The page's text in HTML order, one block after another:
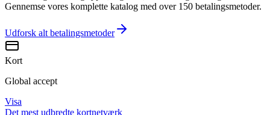
Gennemse vores komplette katalog med over 150 betalingsmetoder.
Udforsk alt betalingsmetoder
Kort
Global accept
Visa
Det mest udbredte kortnetværk